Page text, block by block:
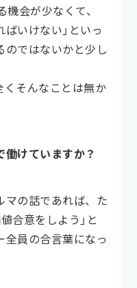
機会が少なくて、
いけない」といっ
のではないかと少し
くそんなことは無か
けていますか？
マの話であれば、た
合意をしよう」と
全員の合言葉になっ